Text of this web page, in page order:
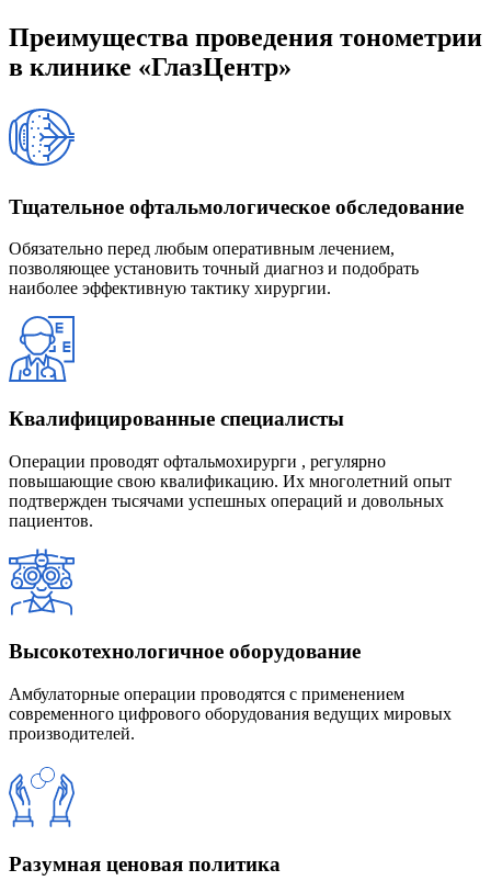
Преимущества проведения тонометрии
в клинике «ГлазЦентр»
Тщательное офтальмологическое обследование
Обязательно перед любым оперативным лечением,
позволяющее установить точный диагноз и подобрать
наиболее эффективную тактику хирургии.
Квалифицированные специалисты
Операции проводят офтальмохирурги , регулярно
повышающие свою квалификацию. Их многолетний опыт
подтвержден тысячами успешных операций и довольных
пациентов.
Высокотехнологичное оборудование
Амбулаторные операции проводятся с применением
современного цифрового оборудования ведущих мировых
производителей.
Разумная ценовая политика